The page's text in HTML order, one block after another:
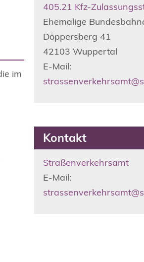
im
405.21 Kfz-
Ehemalige
Döppersberg 41
42103Wuppertal
E-Mail:
Kontakt
Straßenverkehrsamt
E-Mail: